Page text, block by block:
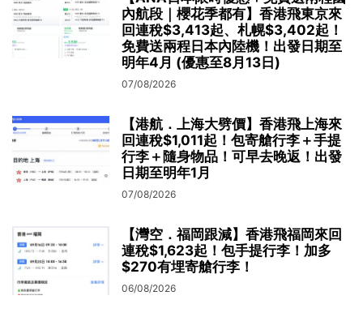
內航段｜櫻花季都有】香港飛東京來
回連稅$3,413起、札幌$3,402起！
免費送兩程日本內陸機！出發日期至
明年4月 (優惠至8月13日)
07/08/2026
【港航．上海大劈價】香港飛上海來
回連稅$1,011起！包寄艙行李＋手提
行李＋隨身物品！可早去晚返！出發
日期至明年1月
07/08/2026
【灣空．福岡跟減】香港飛福岡來回
連稅$1,623起！包手提行李！加多
$270有埋寄艙行李！
06/08/2026